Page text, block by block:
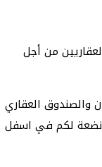
من أجل
والصندوق العقاري
نضعة لكم في اسفل